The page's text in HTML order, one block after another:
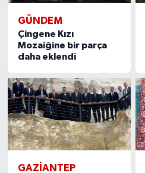
GÜNDEM
Çingene Kızı
Mozaiğine bir parça
daha eklendi
GAZIANTEP